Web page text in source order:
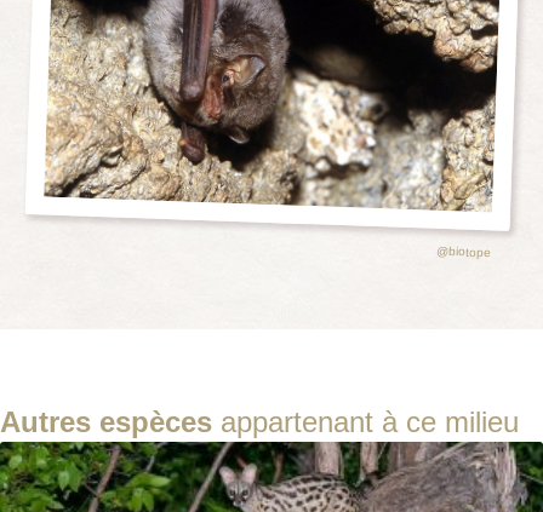
@biotope
Autres espèces appartenant à ce milieu